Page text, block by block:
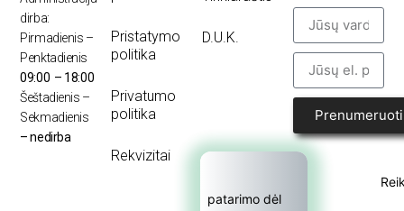
dirba:
Pirmadienis –
Penktadienis
09:00 – 18:00
Šeštadienis –
Sekmadienis
– nedirba
Pristatymo
politika
Privatumo
politika
Rekvizitai
D.U.K.
Prenumeruoti
patarimo dėl